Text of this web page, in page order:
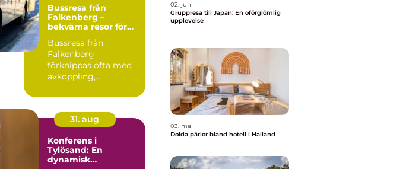
Bussresa från
Falkenberg –
bekväma resor för
Bussresa från
Falkenberg
förknippas ofta med
avkoppling,
planering d&...
31. aug
Konferens i
Tylösand: En
dynamisk
02. jun
Gruppresa till Japan: En oförglömlig
upplevelse
03. maj
Dolda pärlor bland hotell i Halland